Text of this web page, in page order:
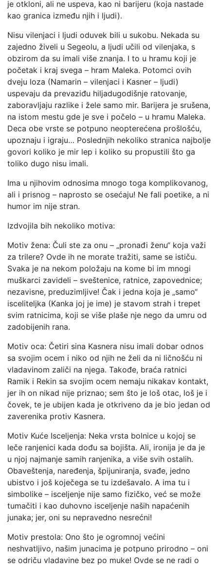
je otkloni, ali ne uspeva, kao ni barijeru (koja nastade
kao granica između njih i ljudi).
Nisu vilenjaci i ljudi oduvek bili u sukobu. Nekada su
zajedno živeli u Segeolu, a ljudi učili od vilenjaka, s
obzirom da su imali više znanja. I to u hramu koji je
početak i kraj svega – hram Maleka. Potomci ovih
dveju loza (Namarin – vilenjaci i Kasner – ljudi)
uspevaju da prevaziđu hiljadugodišnje ratovanje,
zaboravljaju razlike i žele samo mir. Barijera je srušena,
na istom mestu gde je sve i počelo – u hramu Maleka.
Deca obe vrste se potpuno neopterećena prošlošću,
upoznaju i igraju… Poslednjih nekoliko stranica najbolje
govori koliko je mir lep i koliko su propustili što ga
toliko dugo nisu imali.
Ima u njihovim odnosima mnogo toga komplikovanog,
ali i prisnog – naprosto se osećaju! Ne fali poetike, a ni
humor im nije stran.
Izdvojila bih nekoliko motiva:
Motiv žena: Čuli ste za onu – „pronađi ženu“ koja važi
za trilere? Ovde ih ne morate tražiti, same se ističu.
Svaka je na nekom položaju na kome bi im mnogi
muškarci zavideli – sveštenice, ratnice, zapovednice;
nezavisne, preduzimljive! Čak i jedna koja je „samo“
isceliteljka (Kanka joj je ime) je stavom strah i trepet
svim ratnicima, koji se više plaše nje nego da umru od
zadobijenih rana.
Motiv oca: Četiri sina Kasnera nisu imali dobar odnos
sa svojim ocem i niko od njih ne želi da ni ličnošću ni
vladavinom zaliči na njega. Takođe, braća ratnici
Ramik i Rekin sa svojim ocem nemaju nikakav kontakt,
jer ih on nikad nije priznao; sem što je loš otac, loš je i
čovek, te je ubijen kada je otkriveno da je bio jedan od
zaverenika protiv Kasnera.
Motiv Kuće Isceljenja: Neka vrsta bolnice u kojoj se
leče ranjenici kada dođu sa bojišta. Ali, ironija je da je
u njoj najmanje samih ranjenika, a više svih ostalih.
Obaveštenja, naređenja, špijuniranja, svađe, jedno
ubistvo i još koječega se tu izdešavalo. A ima tu i
simbolike – isceljenje nije samo fizičko, već se može
tumačiti i kao duhovno isceljenje naših napaćenih
junaka; jer, oni su nepravedno nesrećni!
Motiv prestola: Ono što je ogromnoj većini
neshvatljivo, našim junacima je potpuno prirodno – oni
se odriču vladavine bez po muke! Ovde se ne radi o